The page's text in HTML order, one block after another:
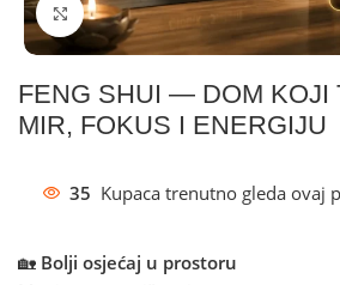
Klikni za povećanje
FENG SHUI — DOM KOJI
MIR, FOKUS I ENERGIJU
35 Kupaca trenutno gleda ovaj
🏡 Bolji osjećaj u prostoru